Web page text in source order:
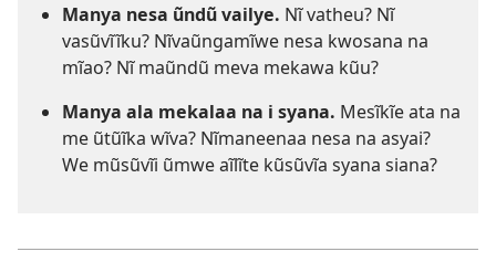
Manya nesa ũndũ vailye. Nĩ vatheu? Nĩ
vasũvĩĩku? Nĩvaũngamĩwe nesa kwosana na
mĩao? Nĩ maũndũ meva mekawa kũu?
Manya ala mekalaa na i syana. Mesĩkĩe ata na
me ũtũĩka wĩva? Nĩmaneenaa nesa na asyai?
We mũsũvĩi ũmwe aĩlĩte kũsũvĩa syana siana?